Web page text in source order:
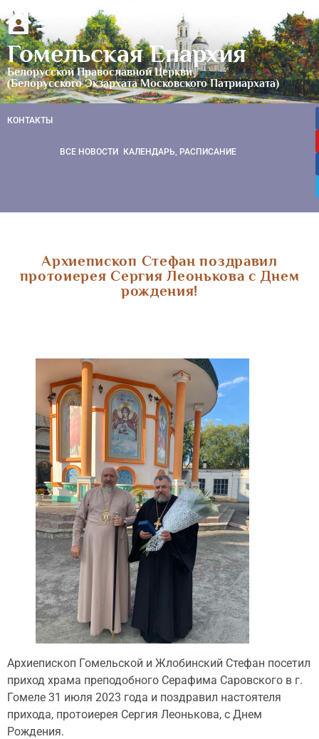
Гомельская Епархия
Белорусской Православной Церкви
(Белорусского Экзархата Московского Патриархата)
КОНТАКТЫ
ВСЕ НОВОСТИ КАЛЕНДАРЬ, РАСПИСАНИЕ
Архиепископ Стефан поздравил
протоиерея Сергия Леонькова с Днем
рождения!
Архиепископ Гомельской и Жлобинский Стефан посетил
приход храма преподобного Серафима Саровского в г.
Гомеле 31 июля 2023 года и поздравил настоятеля
прихода, протоиерея Сергия Леонькова, с Днем
Рождения.